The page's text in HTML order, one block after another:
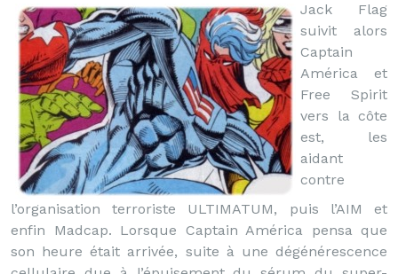
Jack Flag
suivit alors
Captain
América et
Free Spirit
vers la côte
est, les
aidant
contre
l’organisation terroriste ULTIMATUM, puis l’AIM et
enfin Madcap. Lorsque Captain América pensa que
son heure était arrivée, suite à une dégénérescence